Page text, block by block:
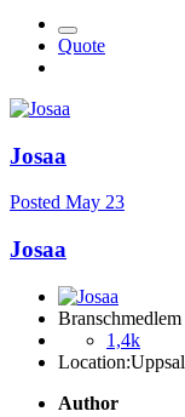
Quote
Josaa
Posted May 23
Josaa
Branschmedlem
1,4k
Location:
Author